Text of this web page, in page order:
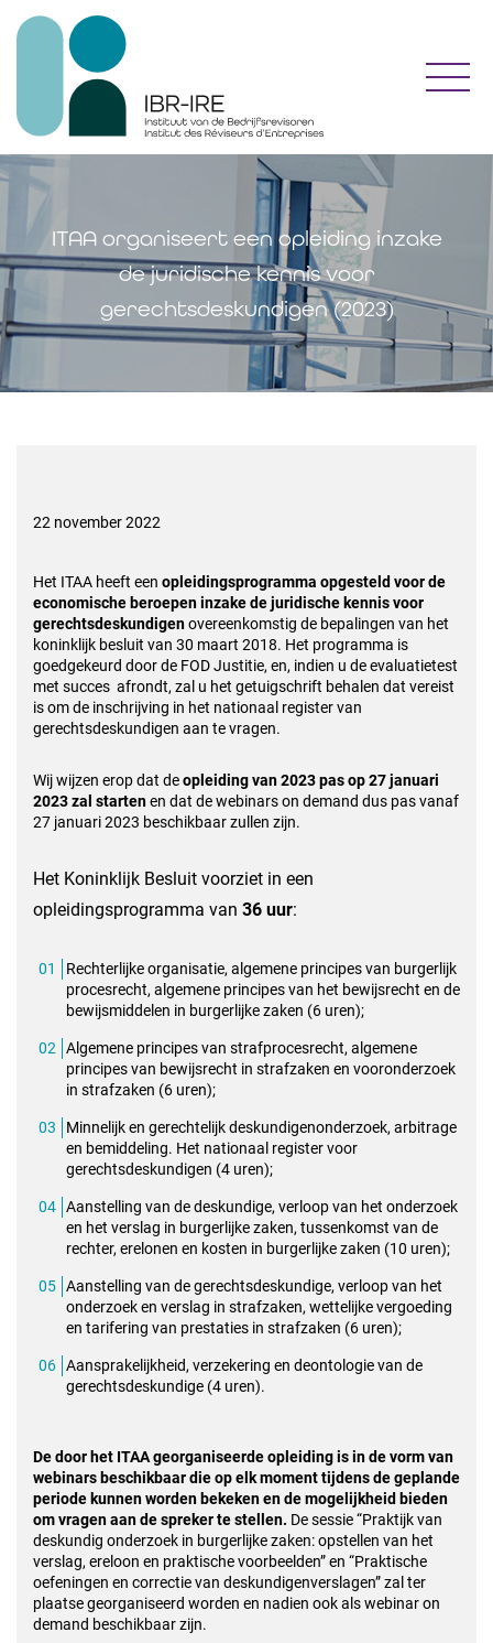
ITAA organiseert een opleiding inzake
de juridische kennis voor
gerechtsdeskundigen (2023)
22 november 2022
Het ITAA heeft een opleidingsprogramma opgesteld voor de
economische beroepen inzake de juridische kennis voor
gerechtsdeskundigenovereenkomstig de bepalingen van het
koninklijk besluit van 30 maart 2018. Het programma is
goedgekeurd door de FOD Justitie, en, indien u de evaluatietest
met succes afrondt, zal u het getuigschrift behalen dat vereist
is om de inschrijving in het nationaal register van
gerechtsdeskundigen aan te vragen.
Wij wijzen erop dat deopleiding van 2023 pas op 27 januari
2023 zal startenen dat de webinars on demand dus pas vanaf
27 januari 2023 beschikbaar zullen zijn.
Het Koninklijk Besluit voorziet in een
opleidingsprogramma van 36 uur:
Rechterlijke organisatie, algemene principes van burgerlijk
procesrecht, algemene principes van het bewijsrecht en de
bewijsmiddelen in burgerlijke zaken (6 uren);
Algemene principes van strafprocesrecht, algemene
principes van bewijsrecht in strafzaken en vooronderzoek
in strafzaken (6 uren);
Minnelijk en gerechtelijk deskundigenonderzoek, arbitrage
en bemiddeling. Het nationaal register voor
gerechtsdeskundigen (4 uren);
Aanstelling van de deskundige, verloop van het onderzoek
en het verslag in burgerlijke zaken, tussenkomst van de
rechter, erelonen en kosten in burgerlijke zaken (10 uren);
Aanstelling van de gerechtsdeskundige, verloop van het
onderzoek en verslag in strafzaken, wettelijke vergoeding
en tarifering van prestaties in strafzaken (6 uren);
Aansprakelijkheid, verzekering en deontologie van de
gerechtsdeskundige (4 uren).
De door het ITAA georganiseerde opleiding is in de vorm van
webinars beschikbaar die op elk moment tijdens de geplande
periode kunnen worden bekeken en de mogelijkheid bieden
om vragen aan de spreker te stellen. De sessie “Praktijk van
deskundig onderzoek in burgerlijke zaken: opstellen van het
verslag, ereloon en praktische voorbeelden” en “Praktische
oefeningen en correctie van deskundigenverslagen” zal ter
plaatse georganiseerd worden en nadien ook als webinar on
demand beschikbaar zijn.